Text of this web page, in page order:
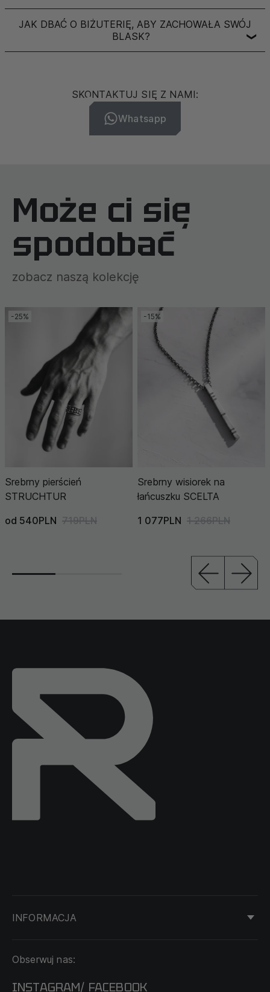
JAK DBAĆ O BIŻUTERIĘ, ABY ZACHOWAŁA SWÓJ
BLASK?
❯
SKONTAKTUJ SIĘ Z NAMI:
Whatsapp
Może ci się
spodobać
zobacz naszą kolekcję
-25%
Srebrny pierścień
STRUCHTUR
od 540PLN 719PLN
-15%
Srebrny wisiorek na
łańcuszku SCELTA
1 077PLN 1 266PLN
INFORMACJA
DOSTAWA I PŁATNOŚĆ
Obserwuj nas:
INSTAGRAM/ FACEBOOK